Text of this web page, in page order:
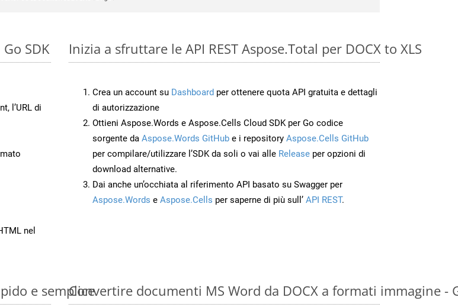
SDK
l’URL di
nel
Inizia a sfruttare le API REST Aspose.Total per DOCX to XLS
Crea un account su Dashboard per ottenere quota API gratuita e dettagli
di autorizzazione
Ottieni Aspose.Words e Aspose.Cells Cloud SDK per Go codice
sorgente da Aspose.Words GitHub e i repository Aspose.Cells GitHub
per compilare/utilizzare l’SDK da soli o vai alle Release per opzioni di
download alternative.
Dai anche un’occhiata al riferimento API basato su Swagger per
Aspose.Words e Aspose.Cells per saperne di più sull’ API REST.
e sempliceConvertire documenti MS Word da DOCX a formati immagine -